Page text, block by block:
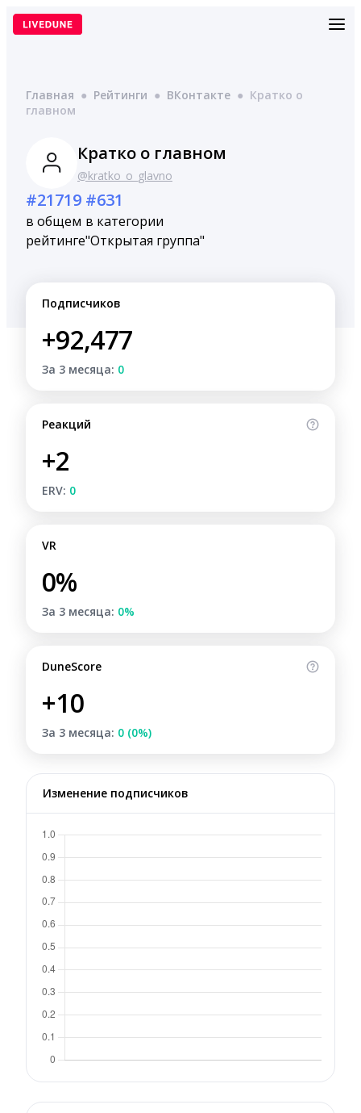
Перейти
Главная ● Рейтинги ● ВКонтакте ● Кратко о
главном
Кратко о главном
@kratko_o_glavno
#21719
в общем
рейтинге
#631
в категории
"Открытая группа"
Подписчиков
+92,477
За 3 месяца: 0
Реакций
+2
ERV: 0
VR
0%
За 3 месяца: 0%
DuneScore
+10
За 3 месяца: 0 (0%)
Изменение подписчиков